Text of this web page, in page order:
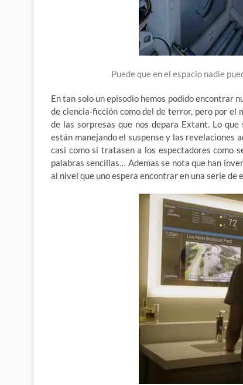
Puede que en el espacio nadie
En tan solo un episodio hemos podido encontrar
de ciencia-ficción como del de terror, pero por el
de las sorpresas que nos depara Extant. Lo
están manejando el suspense y las revelaciones
casi como si tratasen a los espectadores como
palabras sencillas… Ademas se nota que han
al nivel que uno espera encontrar en una serie